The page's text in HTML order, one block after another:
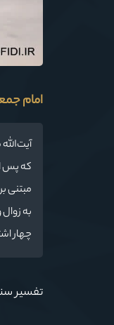
امام
که پس
مبتنی
به
چهار
تفسیر